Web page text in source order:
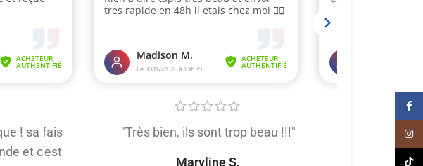
! sa fais
et c'est
"Très bien, ils sont trop beau !!!"
Maryline S.
"Très
produit de